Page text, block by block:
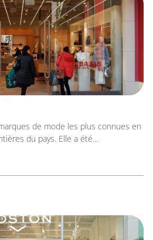
de mode les plus connues en
du pays. Elle a été...